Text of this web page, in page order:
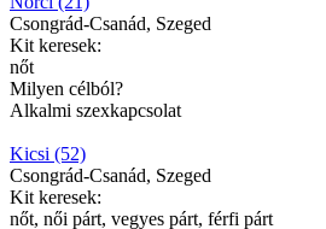
Csongrád-Csanád, Szeged
Kit keresek:
nőt
Milyen célból?
Alkalmi szexkapcsolat
Kicsi (52)
Csongrád-Csanád, Szeged
Kit keresek:
nőt, női párt, vegyes párt, férfi párt